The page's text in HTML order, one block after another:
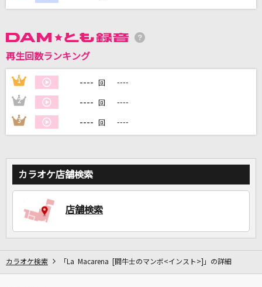
ロメオ(ビデオクリップバージョン)
LIP×LIP(勇次郎・愛蔵/CV:内山昂輝・島崎信長)
もっと見る
DAMの新曲・ランキングなど
DAMに会員登録・ログインして
再生回数ランキング
1 ---- 回 ----
2 ---- 回 ----
3 ---- 回 ----
カラオケ店舗検索
店舗検索
カラオケ検索 「La Macarena [闘牛士のマンボ<インスト>]」の詳細